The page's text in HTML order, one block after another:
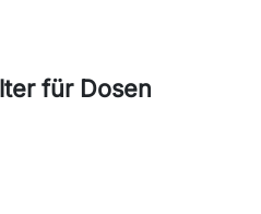
für Dosen